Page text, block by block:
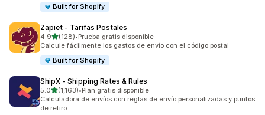
Built for Shopify
Zapiet ‑ Tarifas Postales
4.9de 5 estrellas
(128)
128 reseñas en total
•Prueba gratis disponible
Calcule fácilmente los gastos de envío con el código postal
Built for Shopify
ShipX ‑ Shipping Rates & Rules
5.0de 5 estrellas
(1,163)
1163 reseñas en total
•Plan gratis disponible
Calculadora de envíos con reglas de envío personalizadas y puntos
de retiro